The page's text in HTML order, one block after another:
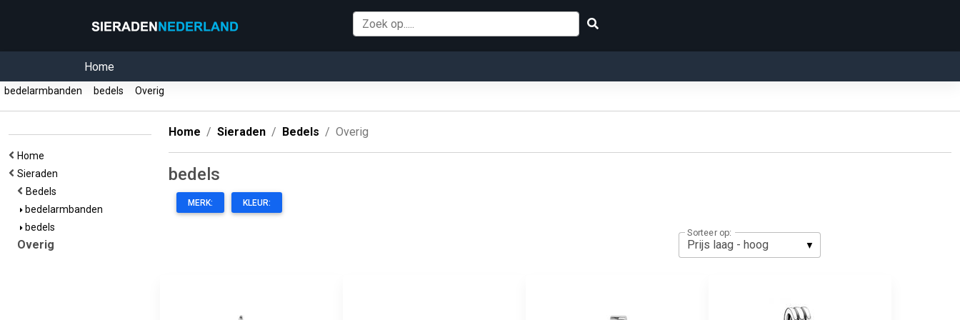
Home
bedelarmbanden bedels Overig
Home
Sieraden
Bedels
bedelarmbanden
bedels
Overig
Home Sieraden Bedels Overig
bedels
MERK: KLEUR:
Sorteer op: